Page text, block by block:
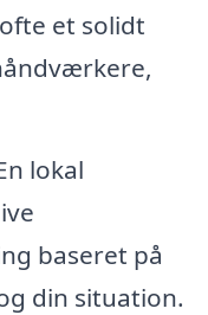
et solidt
lokal
baseret på
din situation.